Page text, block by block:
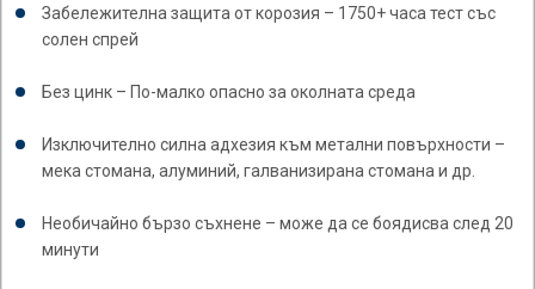
Забележителна защита от корозия – 1750+ часа тест със
солен спрей
Без цинк – По-малко опасно за околната среда
Изключително силна адхезия към метални повърхности –
мека стомана, алуминий, галванизирана стомана и др.
Необичайно бързо съхнене – може да се боядисва след 20
минути